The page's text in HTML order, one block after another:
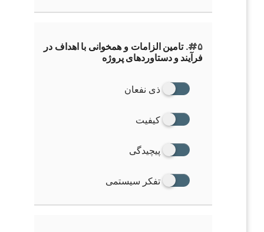
#۵. تامین الزامات و همخوانی با اهداف در
فرآیند و دستاوردهای پروژه
ذی نفعان
کیفیت
پیچیدگی
تفکر سیستمی